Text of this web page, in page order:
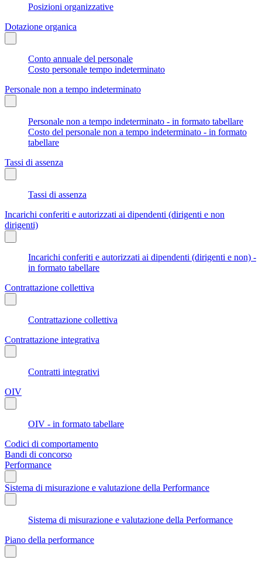
Posizioni organizzative
Dotazione organica
Conto annuale del personale
Costo personale tempo indeterminato
Personale non a tempo indeterminato
Personale non a tempo indeterminato - in formato tabellare
Costo del personale non a tempo indeterminato - in formato
tabellare
Tassi di assenza
Tassi di assenza
Incarichi conferiti e autorizzati ai dipendenti (dirigenti e non
dirigenti)
Incarichi conferiti e autorizzati ai dipendenti (dirigenti e non) -
in formato tabellare
Contrattazione collettiva
Contrattazione collettiva
Contrattazione integrativa
Contratti integrativi
OIV
OIV - in formato tabellare
Codici di comportamento
Bandi di concorso
Performance
Sistema di misurazione e valutazione della Performance
Sistema di misurazione e valutazione della Performance
Piano della performance